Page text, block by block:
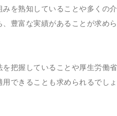
を熟知していることや多くの介
豊富な実績があることが求めら
を把握していることや厚生労働省
できることも求められるでしょ